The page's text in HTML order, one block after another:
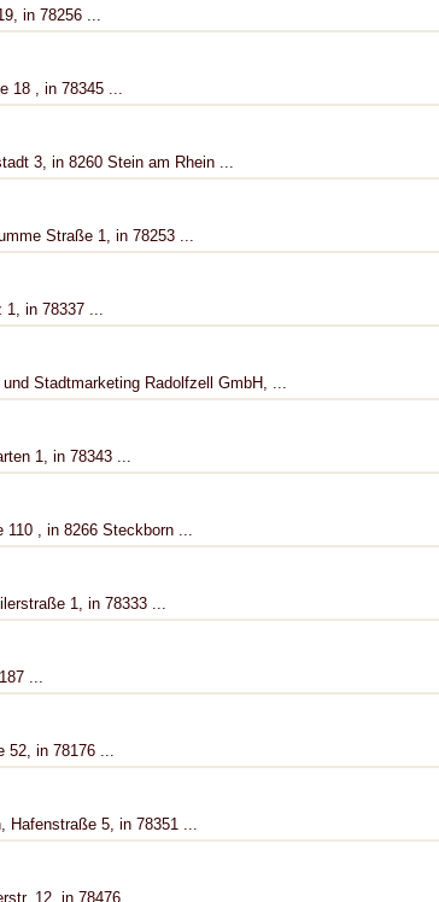
in 78256 ...
18 , in 78345 ...
3, in 8260 Stein am Rhein ...
Straße 1, in 78253 ...
1, in 78337 ...
Stadtmarketing Radolfzell GmbH, ...
1, in 78343 ...
110 , in 8266 Steckborn ...
1, in 78333 ...
...
52, in 78176 ...
Hafenstraße 5, in 78351 ...
12, in 78476 ...